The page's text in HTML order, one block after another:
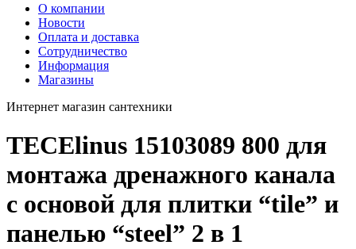
О компании
Новости
Оплата и доставка
Сотрудничество
Информация
Магазины
Интернет магазин сантехники
TECElinus 15103089 800 для
монтажа дренажного канала
с основой для плитки “tile” и
панелью “steel” 2 в 1